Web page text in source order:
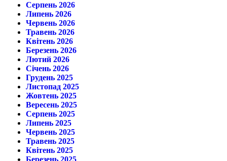
Серпень 2026
Липень 2026
Червень 2026
Травень 2026
Квітень 2026
Березень 2026
Лютий 2026
Січень 2026
Грудень 2025
Листопад 2025
Жовтень 2025
Вересень 2025
Серпень 2025
Липень 2025
Червень 2025
Травень 2025
Квітень 2025